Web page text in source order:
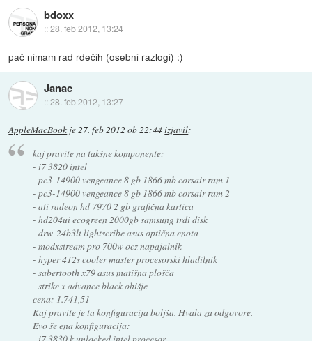
bdoxx
::28. feb 2012, 13:24
pač nimam rad rdečih (osebni razlogi) :)
Janac
::28. feb 2012, 13:27
AppleMacBook je27. feb 2012 ob 22:44izjavil:
kaj pravite na takšne komponente:
- i7 3820 intel
- pc3-14900 vengeance 8 gb 1866 mb corsair ram 1
- pc3-14900 vengeance 8 gb 1866 mb corsair ram 2
- ati radeon hd 7970 2 gb grafična kartica
- hd204ui ecogreen 2000gb samsung trdi disk
- drw-24b3lt lightscribe asus optična enota
- modxstream pro 700w ocz napajalnik
- hyper 412s cooler master procesorski hladilnik
- sabertooth x79 asus matišna plošča
- strike x advance black ohišje
cena: 1.741,51
Kaj pravite je ta konfiguracija boljša. Hvala za odgovore.
Evo še ena konfiguracija:
- i7 3830 k unlocked intel procesor